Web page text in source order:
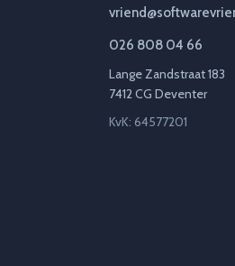
026 808 04 66
Lange Zandstraat 183
7412 CG Deventer
KvK: 64577201